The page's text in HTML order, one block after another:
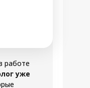
работе
уже